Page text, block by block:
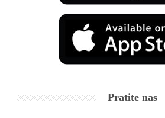
Pratite nas